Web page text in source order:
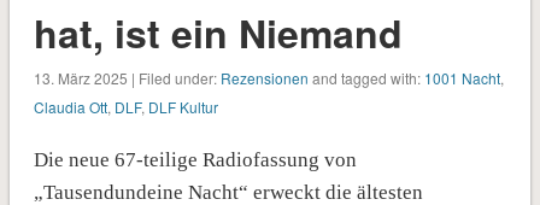
hat, ist ein Niemand
13. März 2025 | Filed under: Rezensionen and tagged with: 1001 Nacht,
Claudia Ott, DLF, DLF Kultur
Die neue 67-teilige Radiofassung von
„Tausendundeine Nacht“ erweckt die ältesten